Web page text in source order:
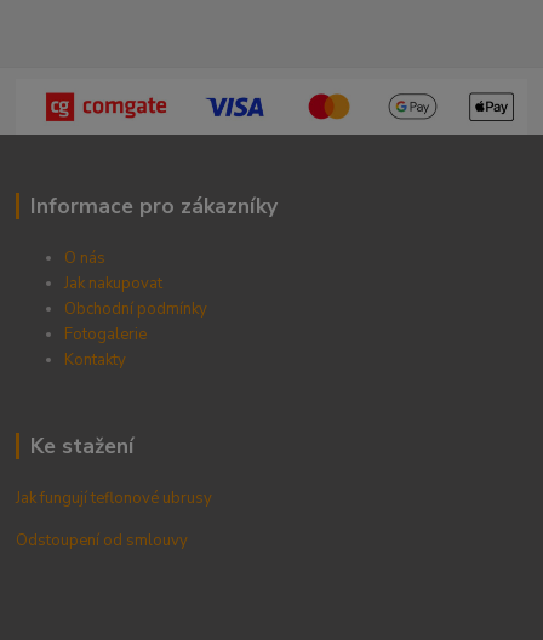
Informace pro zákazníky
O nás
Jak nakupovat
Obchodní podmínky
Fotogalerie
Kontakty
Ke stažení
Jak fungují teflonové ubrusy
Odstoupení od smlouvy